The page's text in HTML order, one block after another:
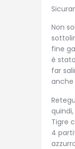
Non
fine
è
far
anche
Tigre
4